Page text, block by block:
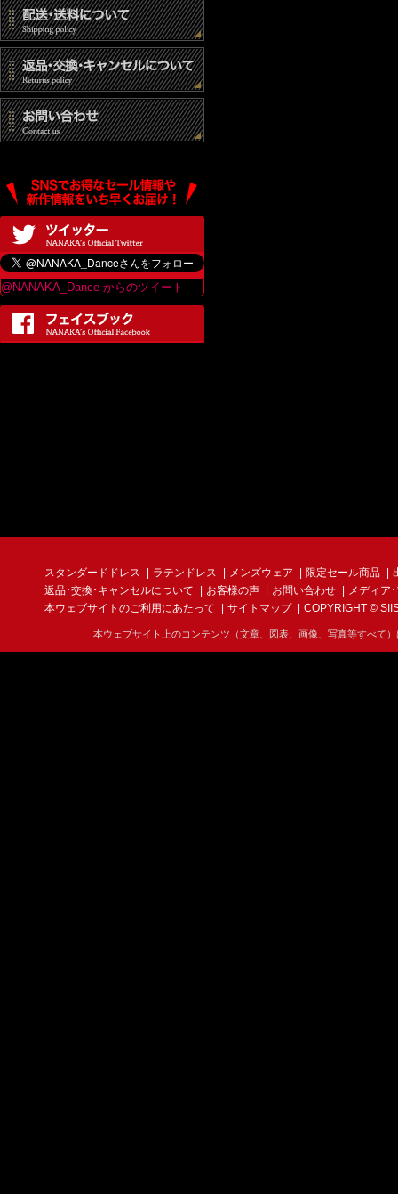
@NANAKA_Dance からのツイート
スタンダードドレス ラテンドレス メンズウェア 限定セール商品
返品･交換･キャンセルについて
お客様の声 お問い合わせ
メディア
本ウェブサイトのご利用にあたって
サイトマップ COPYRIGHT ©
本ウェブサイト上のコンテンツ（文章、図表、画像、写真等すべて